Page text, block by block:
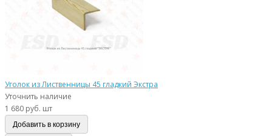
Уголок из Лиственницы 45 гладкий Экстра
Уточнить наличие
1 680 руб. шт
Добавить в корзину